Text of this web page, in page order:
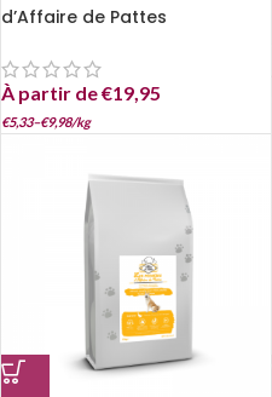
d’Affaire de Pattes
À partir de€19,95
€5,33–€9,98/kg